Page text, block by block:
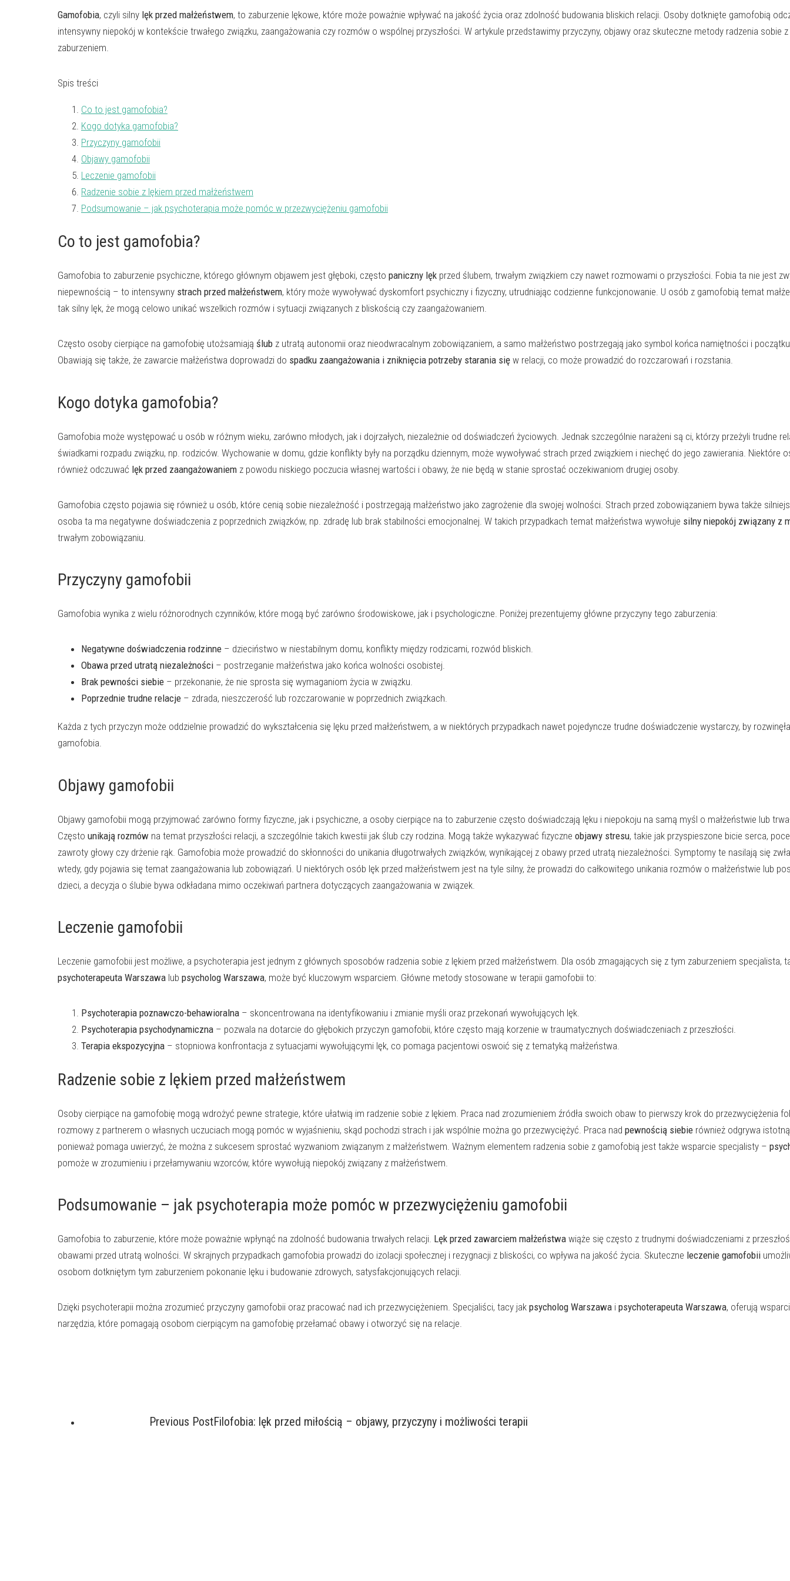
Gamofobia, czyli silny lęk przed małżeństwem, to zaburzenie lękowe, które może poważnie wpływać na jakość życia oraz zdolność budowania bliskich relacji. Osoby dotknięte gamofobią
intensywny niepokój w kontekście trwałego związku, zaangażowania czy rozmów o wspólnej przyszłości. W artykule przedstawimy przyczyny, objawy oraz skuteczne metody radzenia sobie
zaburzeniem.
Spis treści
Co to jest gamofobia?
Kogo dotyka gamofobia?
Przyczyny gamofobii
Objawy gamofobii
Leczenie gamofobii
Radzenie sobie z lękiem przed małżeństwem
Podsumowanie – jak psychoterapia może pomóc w przezwyciężeniu gamofobii
Co to jest gamofobia?
Gamofobia to zaburzenie psychiczne, którego głównym objawem jest głęboki, często paniczny lęk przed ślubem, trwałym związkiem czy nawet rozmowami o przyszłości. Fobia ta nie jest
niepewnością – to intensywny strach przed małżeństwem, który może wywoływać dyskomfort psychiczny i fizyczny, utrudniając codzienne funkcjonowanie. U osób z gamofobią temat
tak silny lęk, że mogą celowo unikać wszelkich rozmów i sytuacji związanych z bliskością czy zaangażowaniem.
Często osoby cierpiące na gamofobię utożsamiają ślub z utratą autonomii oraz nieodwracalnym zobowiązaniem, a samo małżeństwo postrzegają jako symbol końca namiętności i
Obawiają się także, że zawarcie małżeństwa doprowadzi do spadku zaangażowania i zniknięcia potrzeby starania się w relacji, co może prowadzić do rozczarowań i rozstania.
Kogo dotyka gamofobia?
Gamofobia może występować u osób w różnym wieku, zarówno młodych, jak i dojrzałych, niezależnie od doświadczeń życiowych. Jednak szczególnie narażeni są ci, którzy przeżyli trudne
świadkami rozpadu związku, np. rodziców. Wychowanie w domu, gdzie konflikty były na porządku dziennym, może wywoływać strach przed związkiem i niechęć do jego zawierania. Niektóre
również odczuwać lęk przed zaangażowaniem z powodu niskiego poczucia własnej wartości i obawy, że nie będą w stanie sprostać oczekiwaniom drugiej osoby.
Gamofobia często pojawia się również u osób, które cenią sobie niezależność i postrzegają małżeństwo jako zagrożenie dla swojej wolności. Strach przed zobowiązaniem bywa także
osoba ta ma negatywne doświadczenia z poprzednich związków, np. zdradę lub brak stabilności emocjonalnej. W takich przypadkach temat małżeństwa wywołuje silny niepokój związany z
trwałym zobowiązaniu.
Przyczyny gamofobii
Gamofobia wynika z wielu różnorodnych czynników, które mogą być zarówno środowiskowe, jak i psychologiczne. Poniżej prezentujemy główne przyczyny tego zaburzenia:
Negatywne doświadczenia rodzinne – dzieciństwo w niestabilnym domu, konflikty między rodzicami, rozwód bliskich.
Obawa przed utratą niezależności – postrzeganie małżeństwa jako końca wolności osobistej.
Brak pewności siebie – przekonanie, że nie sprosta się wymaganiom życia w związku.
Poprzednie trudne relacje – zdrada, nieszczerość lub rozczarowanie w poprzednich związkach.
Każda z tych przyczyn może oddzielnie prowadzić do wykształcenia się lęku przed małżeństwem, a w niektórych przypadkach nawet pojedyncze trudne doświadczenie wystarczy, by
gamofobia.
Objawy gamofobii
Objawy gamofobii mogą przyjmować zarówno formy fizyczne, jak i psychiczne, a osoby cierpiące na to zaburzenie często doświadczają lęku i niepokoju na samą myśl o małżeństwie lub
Często unikają rozmów na temat przyszłości relacji, a szczególnie takich kwestii jak ślub czy rodzina. Mogą także wykazywać fizyczne objawy stresu, takie jak przyspieszone bicie serca,
zawroty głowy czy drżenie rąk. Gamofobia może prowadzić do skłonności do unikania długotrwałych związków, wynikającej z obawy przed utratą niezależności. Symptomy te nasilają się
wtedy, gdy pojawia się temat zaangażowania lub zobowiązań. U niektórych osób lęk przed małżeństwem jest na tyle silny, że prowadzi do całkowitego unikania rozmów o małżeństwie lub
dzieci, a decyzja o ślubie bywa odkładana mimo oczekiwań partnera dotyczących zaangażowania w związek.
Leczenie gamofobii
Leczenie gamofobii jest możliwe, a psychoterapia jest jednym z głównych sposobów radzenia sobie z lękiem przed małżeństwem. Dla osób zmagających się z tym zaburzeniem specjalista,
psychoterapeuta Warszawa lub psycholog Warszawa, może być kluczowym wsparciem. Główne metody stosowane w terapii gamofobii to:
Psychoterapia poznawczo-behawioralna – skoncentrowana na identyfikowaniu i zmianie myśli oraz przekonań wywołujących lęk.
Psychoterapia psychodynamiczna – pozwala na dotarcie do głębokich przyczyn gamofobii, które często mają korzenie w traumatycznych doświadczeniach z przeszłości.
Terapia ekspozycyjna – stopniowa konfrontacja z sytuacjami wywołującymi lęk, co pomaga pacjentowi oswoić się z tematyką małżeństwa.
Radzenie sobie z lękiem przed małżeństwem
Osoby cierpiące na gamofobię mogą wdrożyć pewne strategie, które ułatwią im radzenie sobie z lękiem. Praca nad zrozumieniem źródła swoich obaw to pierwszy krok do przezwyciężenia
rozmowy z partnerem o własnych uczuciach mogą pomóc w wyjaśnieniu, skąd pochodzi strach i jak wspólnie można go przezwyciężyć. Praca nad pewnością siebie również odgrywa
ponieważ pomaga uwierzyć, że można z sukcesem sprostać wyzwaniom związanym z małżeństwem. Ważnym elementem radzenia sobie z gamofobią jest także wsparcie specjalisty –
pomoże w zrozumieniu i przełamywaniu wzorców, które wywołują niepokój związany z małżeństwem.
Podsumowanie – jak psychoterapia może pomóc w przezwyciężeniu gamofobii
Gamofobia to zaburzenie, które może poważnie wpłynąć na zdolność budowania trwałych relacji. Lęk przed zawarciem małżeństwa wiąże się często z trudnymi doświadczeniami z
obawami przed utratą wolności. W skrajnych przypadkach gamofobia prowadzi do izolacji społecznej i rezygnacji z bliskości, co wpływa na jakość życia. Skuteczne leczenie gamofobii
osobom dotkniętym tym zaburzeniem pokonanie lęku i budowanie zdrowych, satysfakcjonujących relacji.
Dzięki psychoterapii można zrozumieć przyczyny gamofobii oraz pracować nad ich przezwyciężeniem. Specjaliści, tacy jak psycholog Warszawa i psychoterapeuta Warszawa, oferują
narzędzia, które pomagają osobom cierpiącym na gamofobię przełamać obawy i otworzyć się na relacje.
Previous PostFilofobia: lęk przed miłością – objawy, przyczyny i możliwości terapii